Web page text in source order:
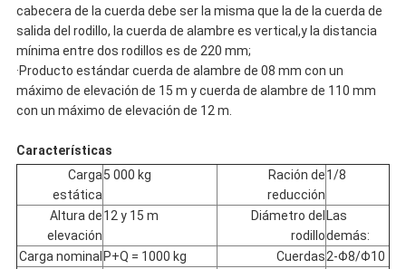
cabecera de la cuerda debe ser la misma que la de la cuerda de
salida del rodillo, la cuerda de alambre es vertical,y la distancia
mínima entre dos rodillos es de 220 mm;
·Producto estándar cuerda de alambre de 08 mm con un
máximo de elevación de 15 m y cuerda de alambre de 110 mm
con un máximo de elevación de 12 m.
Características
Carga
estática
5 000 kg
Ración de
reducción
1/8
Altura de
elevación
12 y 15 m
Diámetro del
rodillo
Las
demás:
Carga nominal P+Q = 1000 kg Cuerdas2-Φ8/Φ10